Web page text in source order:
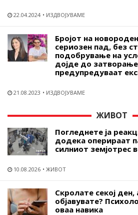
22.04.2024 ИЗДВОЈУВАМЕ
Бројот на
сериозен пад, без
подобрување на
дојде до
предупредуваат
21.08.2023 ИЗДВОЈУВАМЕ
ЖИВОТ
Погледнете ја
додека оперираат
силниот земјотрес
10.08.2026 ЖИВОТ
Скролате секој
објавувате?
оваа навика